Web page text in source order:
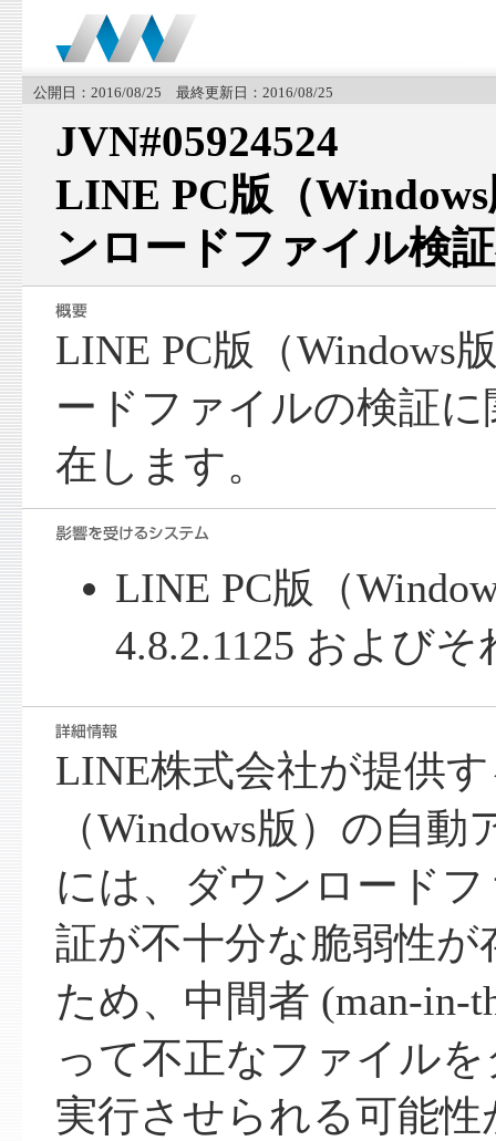
公開日：2016/08/25 最終更新日：2016/08/25
JVN#05924524
LINE PC版（
ンロードファイル検
LINE PC版（Windows
ードファイルの検証
在します。
LINE PC版（
4.8.2.1125 およびそ
LINE株式会社が提供
（Windows版）の自
には、ダウンロード
証が不十分な脆弱性
ため、中間者 (man-in-
って不正なファイル
実行させられる可能